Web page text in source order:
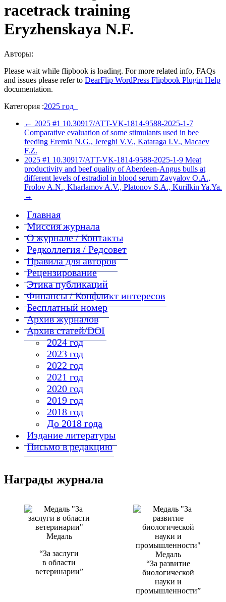
racetrack training
Eryzhenskaya N.F.
Авторы:
Please wait while flipbook is loading. For more related info, FAQs
and issues please refer to DearFlip WordPress Flipbook Plugin Help
documentation.
Категория :2025 год
← 2025 #1 10.30917/ATT-VK-1814-9588-2025-1-7
Comparative evaluation of some stimulants used in bee
feeding Еremia N.G., Jereghi V.V., Kataraga I.V., Macaev
F.Z.
2025 #1 10.30917/ATT-VK-1814-9588-2025-1-9 Meat
productivity and beef quality of Aberdeen-Angus bulls at
different levels of estradiol in blood serum Zavyalov O.A.,
Frolov A.N., Kharlamov A.V., Platonov S.A., Kurilkin Ya.Ya.
→
Главная
Миссия журнала
О журнале / Контакты
Редколлегия / Редсовет
Правила для авторов
Рецензирование
Этика публикаций
Финансы / Конфликт интересов
Бесплатный номер
Архив журналов
Архив статей/DOI
2024 год
2023 год
2022 год
2021 год
2020 год
2019 год
2018 год
До 2018 года
Издание литературы
Письмо в редакцию
Награды журнала
Медаль
“За заслуги
в области
ветеринарии”
Медаль
“За развитие
биологической
науки и
промышленности”